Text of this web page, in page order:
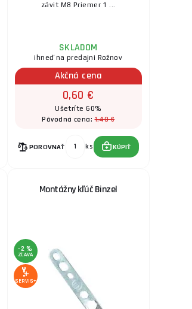
závit M8 Priemer 1 ...
SKLADOM
ihneď na predajni Rožnov
Akčná cena
0,60 €
Ušetríte 60%
Pôvodná cena:1,40 €
POROVNAŤ ks KÚPIŤ
Montážny kľúč Binzel
-2 %
ZĽAVA
SERVIS+